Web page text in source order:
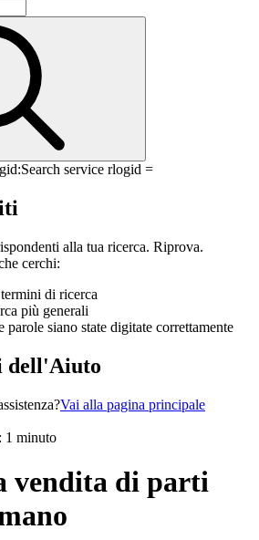
Search service rlogid =
alla tua ricerca. Riprova.
cerchi:
di ricerca
più generali
parole siano state digitate correttamente
dell'Aiuto
Vai alla pagina principale
1 minuto
vendita di parti